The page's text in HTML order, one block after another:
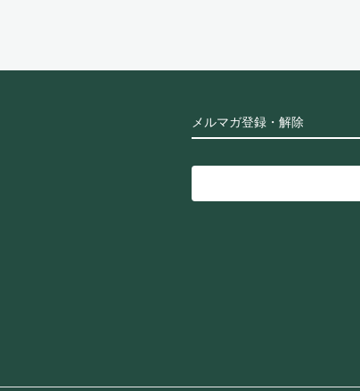
メルマガ登録・解除